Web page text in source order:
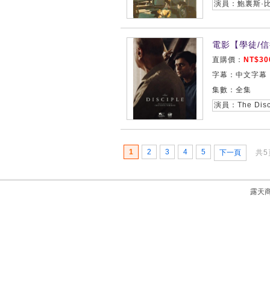
電影【學徒/
直購價：
字幕：中文字幕
集數：全集
1 2 3 4 5 下一頁 共5
露天